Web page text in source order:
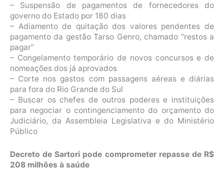
– Suspensão de pagamentos de fornecedores do
governo do Estado por 180 dias
– Adiamento de quitação dos valores pendentes de
pagamento da gestão Tarso Genro, chamado “restos a
pagar”
– Congelamento temporário de novos concursos e de
nomeações dos já aprovados
– Corte nos gastos com passagens aéreas e diárias
para fora do Rio Grande do Sul
– Buscar os chefes de outros poderes e instituições
para negociar o contingenciamento do orçamento do
Judiciário, da Assembleia Legislativa e do Ministério
Público
Decreto de Sartori pode comprometer repasse de R$
208 milhões à saúde